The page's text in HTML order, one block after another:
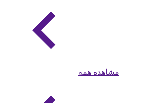
مشاهده همه